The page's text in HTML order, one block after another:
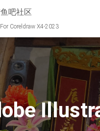
吧社区
Coreldraw X4-2023